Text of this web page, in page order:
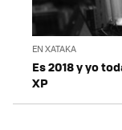
EN XATAKA
Es 2018 y yo
XP